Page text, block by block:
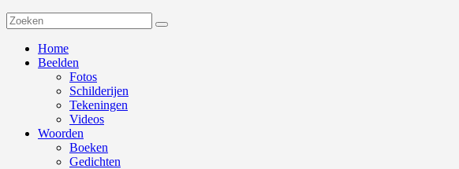
Home
Beelden
Fotos
Schilderijen
Tekeningen
Videos
Woorden
Boeken
Gedichten